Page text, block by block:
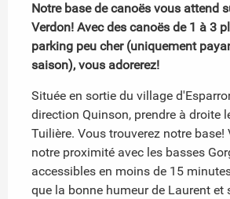
Notre base de canoës vous attend
Verdon! Avec des canoës de 1 à 3
parking peu cher (uniquement
saison), vous adorerez!
Située en sortie du village
direction Quinson, prendre à droite
Tuilière. Vous trouverez notre base!
notre proximité avec les basses
accessibles en moins de 15
que la bonne humeur de Laurent et